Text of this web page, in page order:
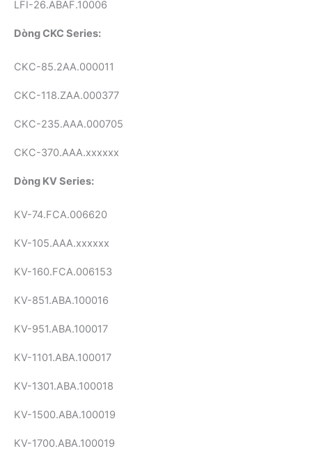
LFI-26.ABAF.10006
Dòng CKC Series:
CKC-85.2AA.000011
CKC-118.ZAA.000377
CKC-235.AAA.000705
CKC-370.AAA.xxxxxx
Dòng KV Series:
KV-74.FCA.006620
KV-105.AAA.xxxxxx
KV-160.FCA.006153
KV-851.ABA.100016
KV-951.ABA.100017
KV-1101.ABA.100017
KV-1301.ABA.100018
KV-1500.ABA.100019
KV-1700.ABA.100019